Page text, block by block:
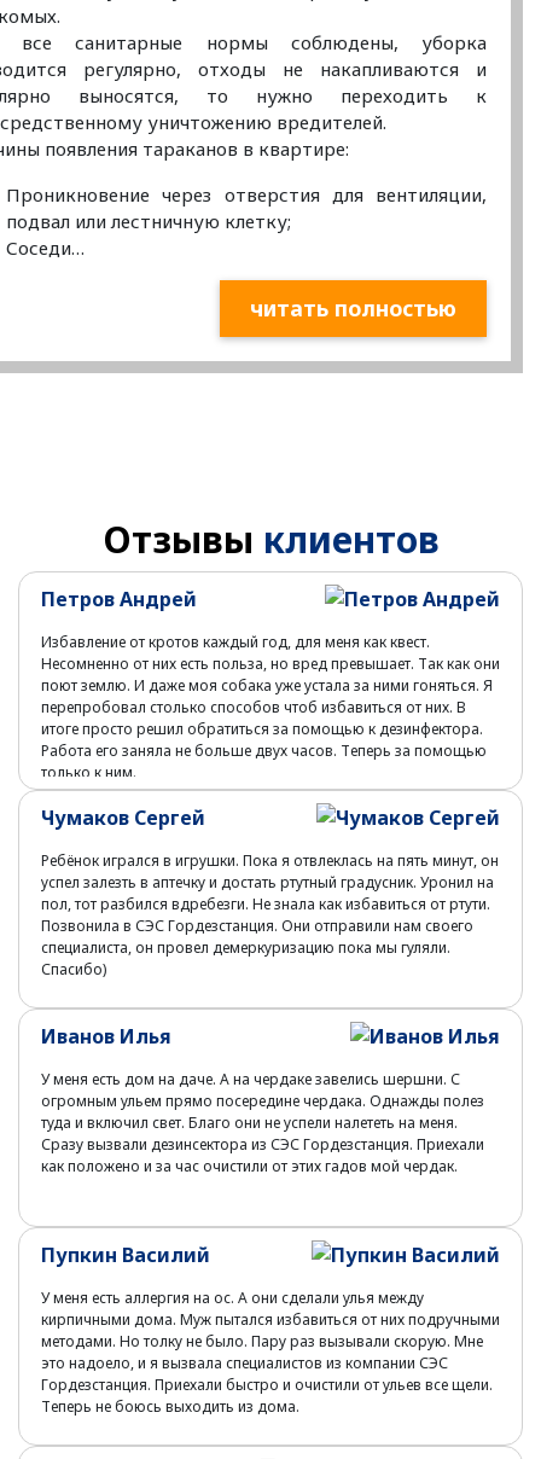
все санитарные нормы соблюдены, уборка
регулярно, отходы не накапливаются и
выносятся, то нужно переходить к
уничтожению вредителей.
появления тараканов в квартире:
Проникновение через отверстия для вентиляции,
подвал или лестничную клетку;
Соседи…
читать полностью
Отзывы клиентов
Петров Андрей
Избавление от кротов каждый год, для меня как квест.
Несомненно от них есть польза, но вред превышает. Так как они
поют землю. И даже моя собака уже устала за ними гоняться. Я
перепробовал столько способов чтоб избавиться от них. В
итоге просто решил обратиться за помощью к дезинфектора.
Работа его заняла не больше двух часов. Теперь за помощью
только к ним.
Чумаков Сергей
Ребёнок игрался в игрушки. Пока я отвлеклась на пять минут, он
успел залезть в аптечку и достать ртутный градусник. Уронил на
пол, тот разбился вдребезги. Не знала как избавиться от ртути.
Позвонила в СЭС Гордезстанция. Они отправили нам своего
специалиста, он провел демеркуризацию пока мы гуляли.
Спасибо)
Иванов Илья
У меня есть дом на даче. А на чердаке завелись шершни. С
огромным ульем прямо посередине чердака. Однажды полез
туда и включил свет. Благо они не успели налететь на меня.
Сразу вызвали дезинсектора из СЭС Гордезстанция. Приехали
как положено и за час очистили от этих гадов мой чердак.
Пупкин Василий
У меня есть аллергия на ос. А они сделали улья между
кирпичными дома. Муж пытался избавиться от них подручными
методами. Но толку не было. Пару раз вызывали скорую. Мне
это надоело, и я вызвала специалистов из компании СЭС
Гордезстанция. Приехали быстро и очистили от ульев все щели.
Теперь не боюсь выходить из дома.